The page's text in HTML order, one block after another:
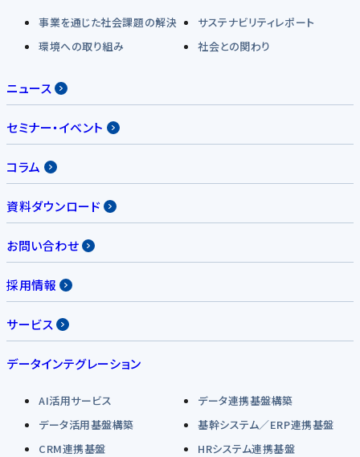
事業を通じた社会課題の解決
サステナビリティレポート
環境への取り組み
社会との関わり
ニュース
セミナー・イベント
コラム
資料ダウンロード
お問い合わせ
採用情報
サービス
データインテグレーション
AI活用サービス
データ連携基盤構築
データ活用基盤構築
基幹システム／ERP連携基盤
CRM連携基盤
HRシステム連携基盤